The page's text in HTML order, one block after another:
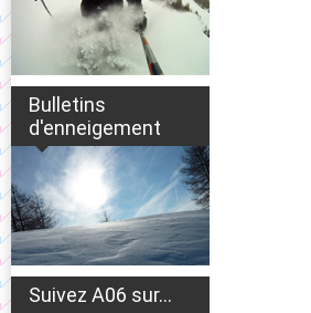
Bulletins
d'enneigement
Suivez A06 sur...